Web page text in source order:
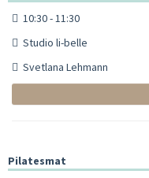
10:30 - 11:30
Studio li-belle
Svetlana Lehmann
Pilatesmat